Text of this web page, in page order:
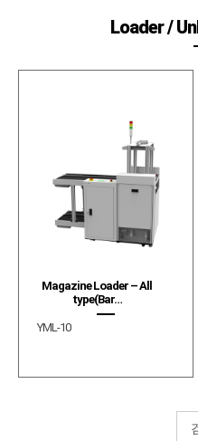
Loader /
Magazine Loader – All
type(Bar…
YML-10